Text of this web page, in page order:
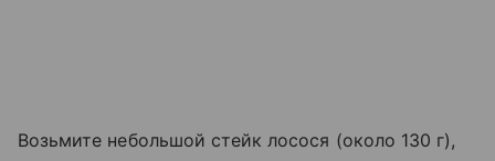
Возьмите небольшой стейк лосося (около 130 г),